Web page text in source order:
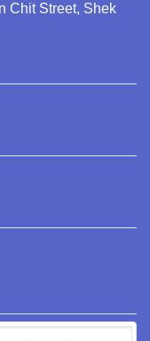
Chit Street, Shek